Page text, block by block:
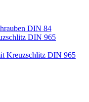
DIN 84
DIN 965
Kreuzschlitz DIN 965